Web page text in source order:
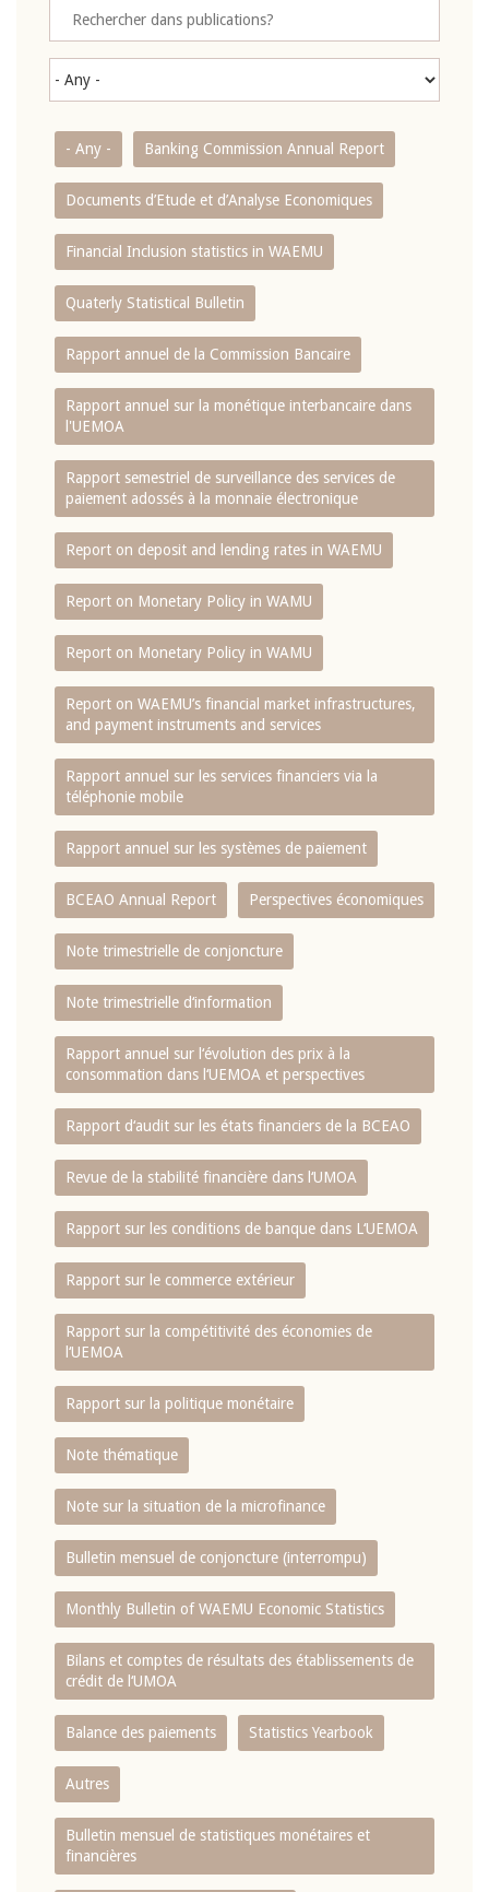
- Any - Banking Commission Annual Report
Documents d’Etude et d’Analyse Economiques
Financial Inclusion statistics in WAEMU
Quaterly Statistical Bulletin
Rapport annuel de la Commission Bancaire
Rapport annuel sur la monétique interbancaire dans
l'UEMOA
Rapport semestriel de surveillance des services de
paiement adossés à la monnaie électronique
Report on deposit and lending rates in WAEMU
Report on Monetary Policy in WAMU
Report on Monetary Policy in WAMU
Report on WAEMU’s financial market infrastructures,
and payment instruments and services
Rapport annuel sur les services financiers via la
téléphonie mobile
Rapport annuel sur les systèmes de paiement
BCEAO Annual Report Perspectives économiques
Note trimestrielle de conjoncture
Note trimestrielle d‘information
Rapport annuel sur l‘évolution des prix à la
consommation dans l‘UEMOA et perspectives
Rapport d‘audit sur les états financiers de la BCEAO
Revue de la stabilité financière dans l‘UMOA
Rapport sur les conditions de banque dans L‘UEMOA
Rapport sur le commerce extérieur
Rapport sur la compétitivité des économies de
l‘UEMOA
Rapport sur la politique monétaire
Note thématique
Note sur la situation de la microfinance
Bulletin mensuel de conjoncture (interrompu)
Monthly Bulletin of WAEMU Economic Statistics
Bilans et comptes de résultats des établissements de
crédit de l‘UMOA
Balance des paiements Statistics Yearbook
Autres
Bulletin mensuel de statistiques monétaires et
financières